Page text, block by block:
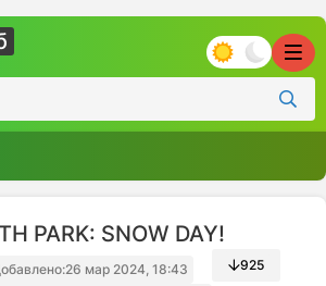
PARK: SNOW DAY!
26 мар 2024, 18:43
925